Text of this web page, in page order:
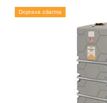
Doprava zdarma